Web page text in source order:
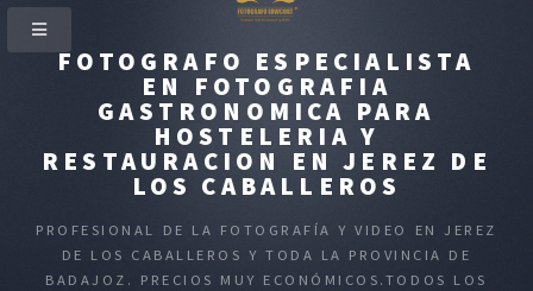
FOTOGRAFO ESPECIALISTA
EN FOTOGRAFIA
GASTRONOMICA PARA
HOSTELERIA Y
RESTAURACION EN JEREZ DE
LOS CABALLEROS
PROFESIONAL DE LA FOTOGRAFÍA Y VIDEO EN JEREZ
DE LOS CABALLEROS Y TODA LA PROVINCIA DE
BADAJOZ. PRECIOS MUY ECONÓMICOS.TODOS LOS